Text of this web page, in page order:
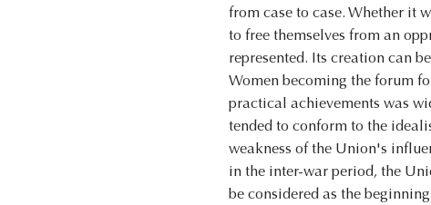
from case to case. Whether it
to free themselves from an
represented. Its creation can
Women becoming the forum
practical achievements was
tended to conform to the
weakness of the Union's
in the inter-war period, the
be considered as the